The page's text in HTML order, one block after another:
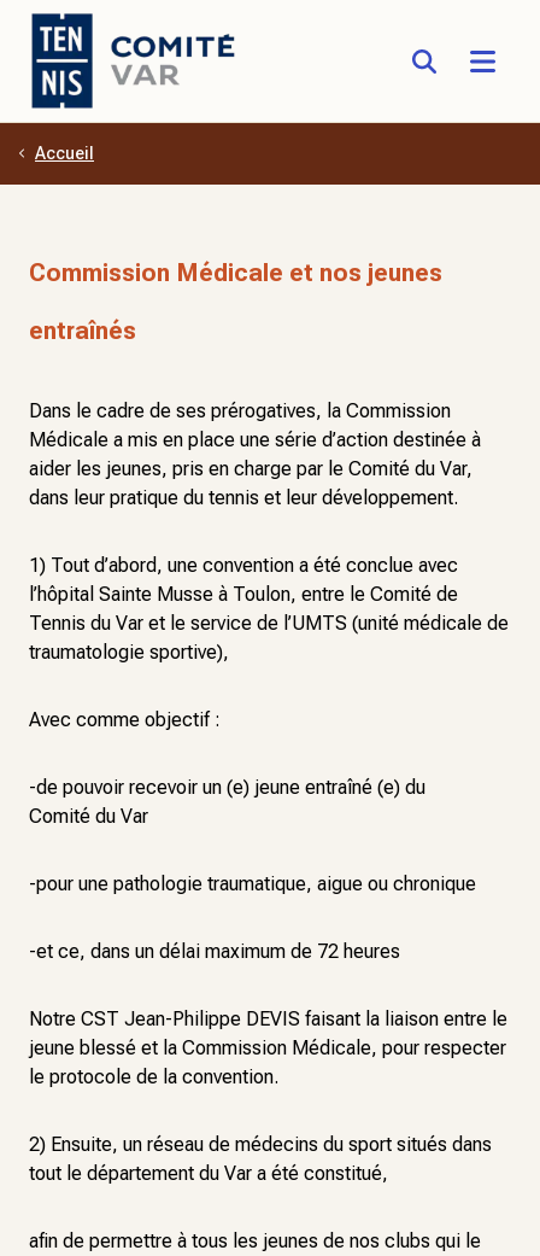
Aller au contenu principal
Accueil
Commission Médicale et nos jeunes
entraînés
Dans le cadre de ses prérogatives, la Commission
Médicale a mis en place une série d’action destinée à
aider les jeunes, pris en charge par le Comité du Var,
dans leur pratique du tennis et leur développement.
1) Tout d’abord, une convention a été conclue avec
l’hôpital Sainte Musse à Toulon, entre le Comité de
Tennis du Var et le service de l’UMTS (unité médicale de
traumatologie sportive),
Avec comme objectif :
-de pouvoir recevoir un (e) jeune entraîné (e) du
Comité du Var
-pour une pathologie traumatique, aigue ou chronique
-et ce, dans un délai maximum de 72 heures
Notre CST Jean-Philippe DEVIS faisant la liaison entre le
jeune blessé et la Commission Médicale, pour respecter
le protocole de la convention.
2) Ensuite, un réseau de médecins du sport situés dans
tout le département du Var a été constitué,
afin de permettre à tous les jeunes de nos clubs qui le